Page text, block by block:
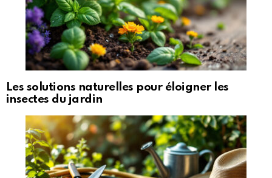
Les solutions naturelles pour éloigner les
insectes du jardin